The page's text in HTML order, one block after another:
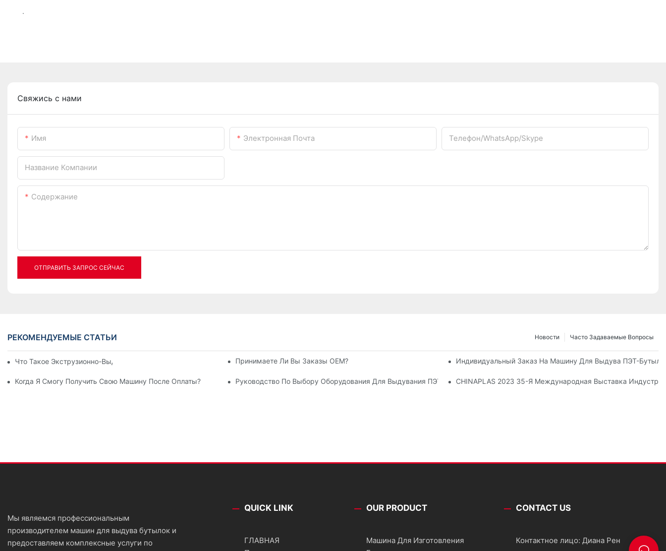
.
Свяжись с нами
Имя Электронная Почта Телефон/WhatsApp/Skype
Название Компании
Содержание
ОТПРАВИТЬ ЗАПРОС СЕЙЧАС
РЕКОМЕНДУЕМЫЕ СТАТЬИ Часто Задаваемые Вопросы
Новости
Что Такое Экструзионно-Выдувная Машина? Принимаете Ли Вы Заказы OEM? Индивидуальный Заказ На Машину Для Выдува ПЭТ-
Когда Я Смогу Получить Свою Машину После Оплаты? Руководство По Выбору Оборудования Для Выдувания ПЭТ-БутылокCHINAPLAS 2023 35-Я Международная Выставка
Мы являемся профессиональным
производителем машин для выдува бутылок и
предоставляем комплексные услуги по
QUICK LINK
ГЛАВНАЯ
OUR PRODUCT
Машина Для Изготовления
CONTACT US
Контактное лицо: Диана Рен